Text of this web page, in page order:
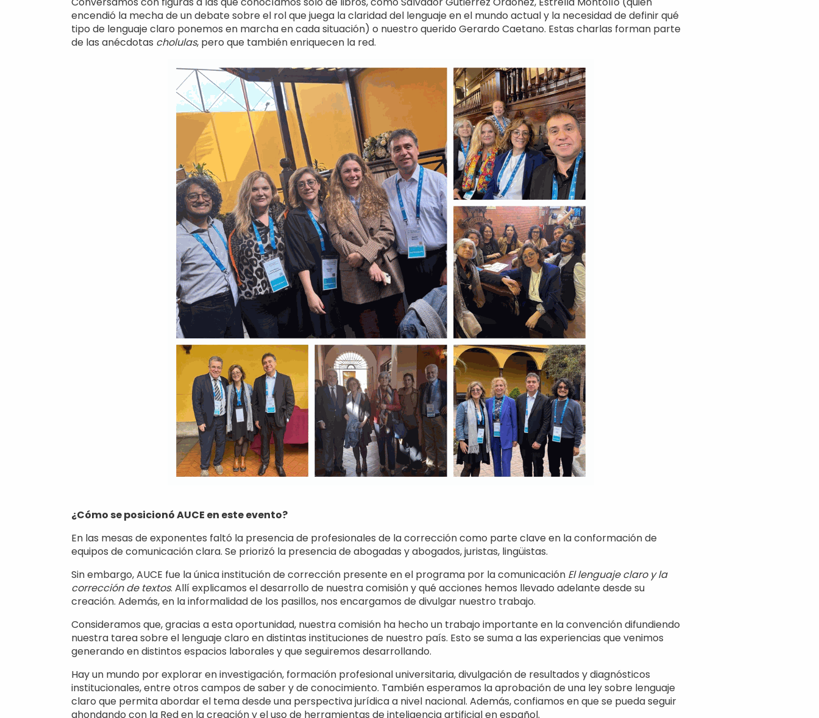
encendió la mecha de un debate sobre el rol que juega la claridad del lenguaje en el mundo actual y la necesidad de definir qué
tipo de lenguaje claro ponemos en marcha en cada situación) o nuestro querido Gerardo Caetano. Estas charlas forman parte
de las anécdotas cholulas, pero que también enriquecen la red.
¿Cómo se posicionó AUCE en este evento?
En las mesas de exponentes faltó la presencia de profesionales de la corrección como parte clave en la conformación de
equipos de comunicación clara. Se priorizó la presencia de abogadas y abogados, juristas, lingüistas.
Sin embargo, AUCE fue la única institución de corrección presente en el programa por la comunicación El lenguaje claro y la
corrección de textos. Allí explicamos el desarrollo de nuestra comisión y qué acciones hemos llevado adelante desde su
creación. Además, en la informalidad de los pasillos, nos encargamos de divulgar nuestro trabajo.
Consideramos que, gracias a esta oportunidad, nuestra comisión ha hecho un trabajo importante en la convención difundiendo
nuestra tarea sobre el lenguaje claro en distintas instituciones de nuestro país. Esto se suma a las experiencias que venimos
generando en distintos espacios laborales y que seguiremos desarrollando.
Hay un mundo por explorar en investigación, formación profesional universitaria, divulgación de resultados y diagnósticos
institucionales, entre otros campos de saber y de conocimiento. También esperamos la aprobación de una ley sobre lenguaje
claro que permita abordar el tema desde una perspectiva jurídica a nivel nacional. Además, confiamos en que se pueda seguir
ahondando con la Red en la creación y el uso de herramientas de inteligencia artificial en español.